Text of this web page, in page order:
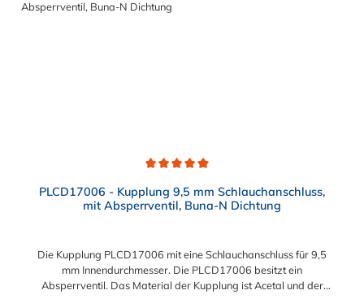
PLCD17006 - Kupplung 9,5 mm Schlauchanschluss,
mit Absperrventil, Buna-N Dichtung
Die Kupplung PLCD17006 mit eine Schlauchanschluss für 9,5
mm Innendurchmesser. Die PLCD17006 besitzt ein
Absperrventil. Das Material der Kupplung ist Acetal und der